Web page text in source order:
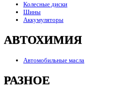
Колесные диски
Шины
Аккумуляторы
АВТОХИМИЯ
Автомобильные масла
РАЗНОЕ